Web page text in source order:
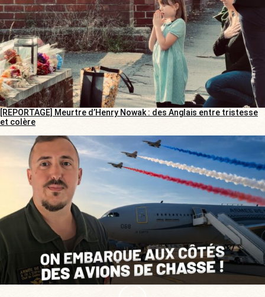
[REPORTAGE] Meurtre d’Henry Nowak : des Anglais entre tristesse
et colère